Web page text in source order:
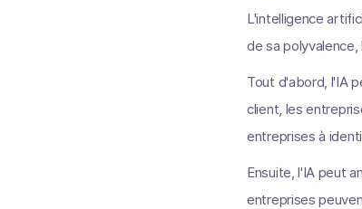
L'intelligence
de sa
Tout d'abord, l'IA
client, les
entreprises à
Ensuite, l'IA peut
entreprises